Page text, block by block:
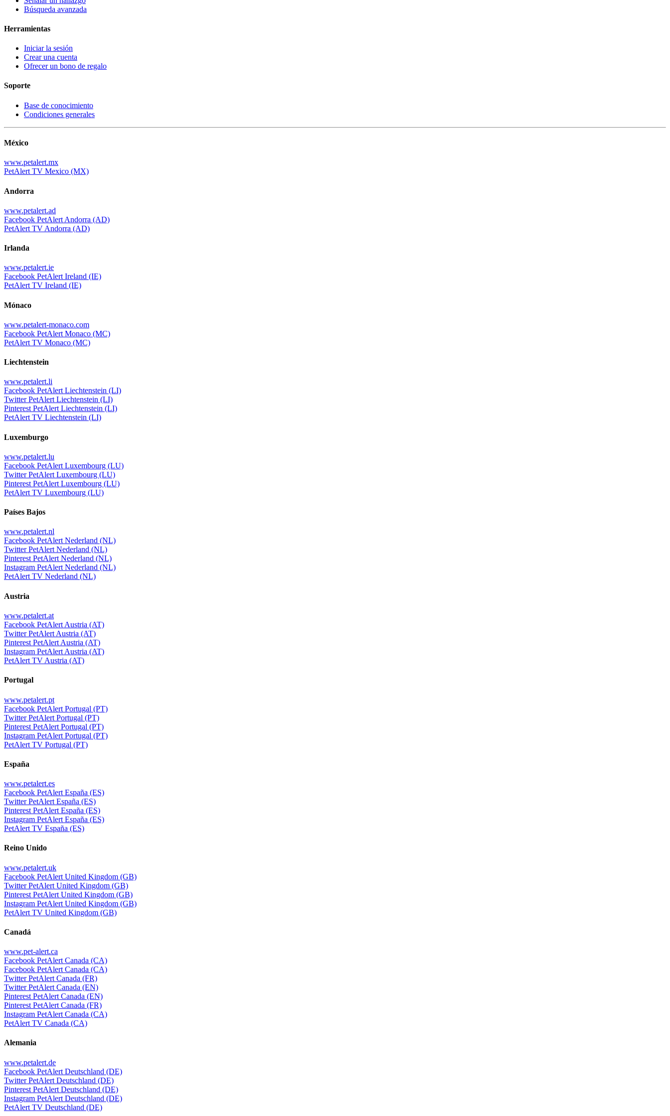
Búsqueda avanzada
Herramientas
Iniciar la sesión
Crear una cuenta
Ofrecer un bono de regalo
Soporte
Base de conocimiento
Condiciones generales
México
www.petalert.mx
PetAlert TV Mexico (MX)
Andorra
www.petalert.ad
Facebook PetAlert Andorra (AD)
PetAlert TV Andorra (AD)
Irlanda
www.petalert.ie
Facebook PetAlert Ireland (IE)
PetAlert TV Ireland (IE)
Mónaco
www.petalert-monaco.com
Facebook PetAlert Monaco (MC)
PetAlert TV Monaco (MC)
Liechtenstein
www.petalert.li
Facebook PetAlert Liechtenstein (LI)
Twitter PetAlert Liechtenstein (LI)
Pinterest PetAlert Liechtenstein (LI)
PetAlert TV Liechtenstein (LI)
Luxemburgo
www.petalert.lu
Facebook PetAlert Luxembourg (LU)
Twitter PetAlert Luxembourg (LU)
Pinterest PetAlert Luxembourg (LU)
PetAlert TV Luxembourg (LU)
Países Bajos
www.petalert.nl
Facebook PetAlert Nederland (NL)
Twitter PetAlert Nederland (NL)
Pinterest PetAlert Nederland (NL)
Instagram PetAlert Nederland (NL)
PetAlert TV Nederland (NL)
Austria
www.petalert.at
Facebook PetAlert Austria (AT)
Twitter PetAlert Austria (AT)
Pinterest PetAlert Austria (AT)
Instagram PetAlert Austria (AT)
PetAlert TV Austria (AT)
Portugal
www.petalert.pt
Facebook PetAlert Portugal (PT)
Twitter PetAlert Portugal (PT)
Pinterest PetAlert Portugal (PT)
Instagram PetAlert Portugal (PT)
PetAlert TV Portugal (PT)
España
www.petalert.es
Facebook PetAlert España (ES)
Twitter PetAlert España (ES)
Pinterest PetAlert España (ES)
Instagram PetAlert España (ES)
PetAlert TV España (ES)
Reino Unido
www.petalert.uk
Facebook PetAlert United Kingdom (GB)
Twitter PetAlert United Kingdom (GB)
Pinterest PetAlert United Kingdom (GB)
Instagram PetAlert United Kingdom (GB)
PetAlert TV United Kingdom (GB)
Canadá
www.pet-alert.ca
Facebook PetAlert Canada (CA)
Facebook PetAlert Canada (CA)
Twitter PetAlert Canada (FR)
Twitter PetAlert Canada (EN)
Pinterest PetAlert Canada (EN)
Pinterest PetAlert Canada (FR)
Instagram PetAlert Canada (CA)
PetAlert TV Canada (CA)
Alemania
www.petalert.de
Facebook PetAlert Deutschland (DE)
Twitter PetAlert Deutschland (DE)
Pinterest PetAlert Deutschland (DE)
Instagram PetAlert Deutschland (DE)
PetAlert TV Deutschland (DE)